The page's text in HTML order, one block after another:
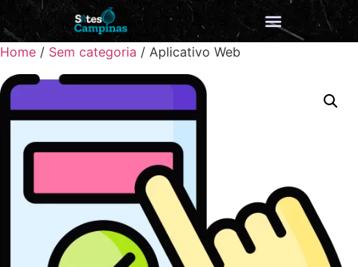
Home / Sem categoria / Aplicativo Web